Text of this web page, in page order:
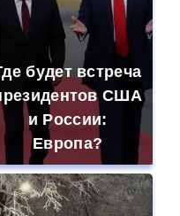
будет встреча
США
и России:
Европа?